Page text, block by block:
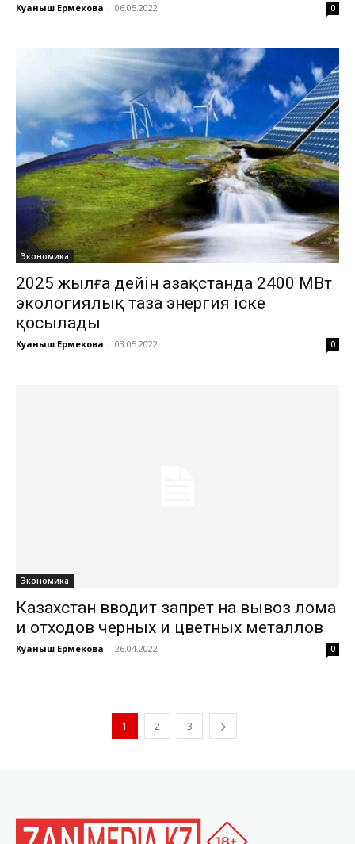
Куаныш Ермекова - 06.05.2022 0
Экономика
2025 жылға дейін Қазақстанда 2400 МВт
экологиялық таза энергия іске
қосылады
Куаныш Ермекова - 03.05.2022 0
Экономика
Казахстан вводит запрет на вывоз лома
и отходов черных и цветных металлов
Куаныш Ермекова - 26.04.2022 0
1 2 3